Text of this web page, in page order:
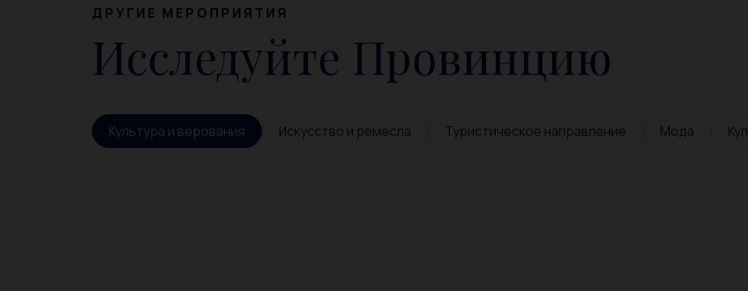
ДРУГИЕ МЕРОПРИЯТИЯ
Исследуйте Провинцию
Культура и верования Искусство и ремесла Туристическое направление Мода